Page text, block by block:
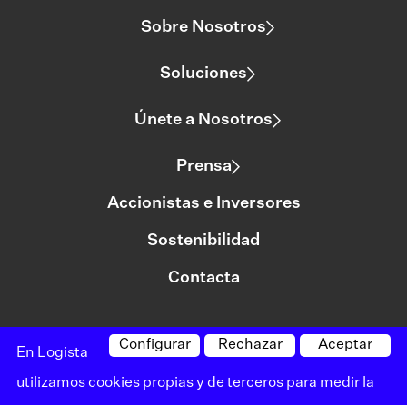
Sobre Nosotros
Soluciones
Únete a Nosotros
Prensa
Accionistas e Inversores
Sostenibilidad
Contacta
©logista Todos los derechos reservados
Aviso legal
Aceptar
Rechazar
Configurar
En Logista
utilizamos cookies propias y de terceros para medir la